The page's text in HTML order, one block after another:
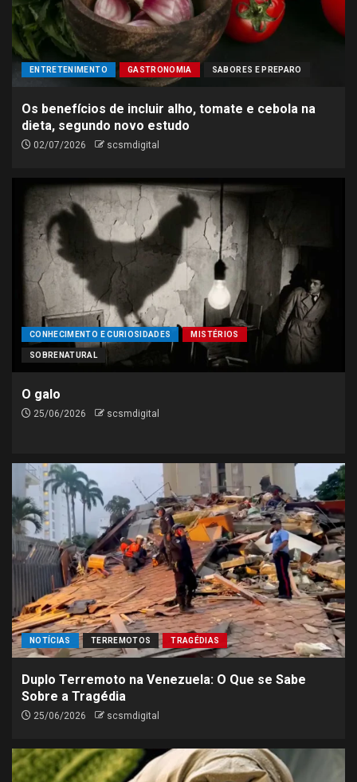
ENTRETENIMENTO GASTRONOMIA SABORES E PREPARO
Os benefícios de incluir alho, tomate e cebola na
dieta, segundo novo estudo
02/07/2026 scsmdigital
CONHECIMENTO E CURIOSIDADES MISTÉRIOS
SOBRENATURAL
O galo
25/06/2026 scsmdigital
NOTÍCIAS TERREMOTOS TRAGÉDIAS
Duplo Terremoto na Venezuela: O Que se Sabe
Sobre a Tragédia
25/06/2026 scsmdigital